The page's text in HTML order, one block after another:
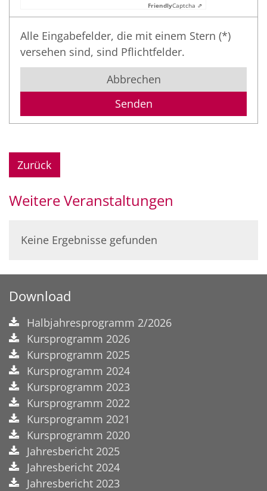
FriendlyCaptcha ⇗
Alle Eingabefelder, die mit einem Stern (*)
versehen sind, sind Pflichtfelder.
Abbrechen
Zurück
Weitere Veranstaltungen
Keine Ergebnisse gefunden
Download
Halbjahresprogramm 2/2026
Kursprogramm 2026
Kursprogramm 2025
Kursprogramm 2024
Kursprogramm 2023
Kursprogramm 2022
Kursprogramm 2021
Kursprogramm 2020
Jahresbericht 2025
Jahresbericht 2024
Jahresbericht 2023